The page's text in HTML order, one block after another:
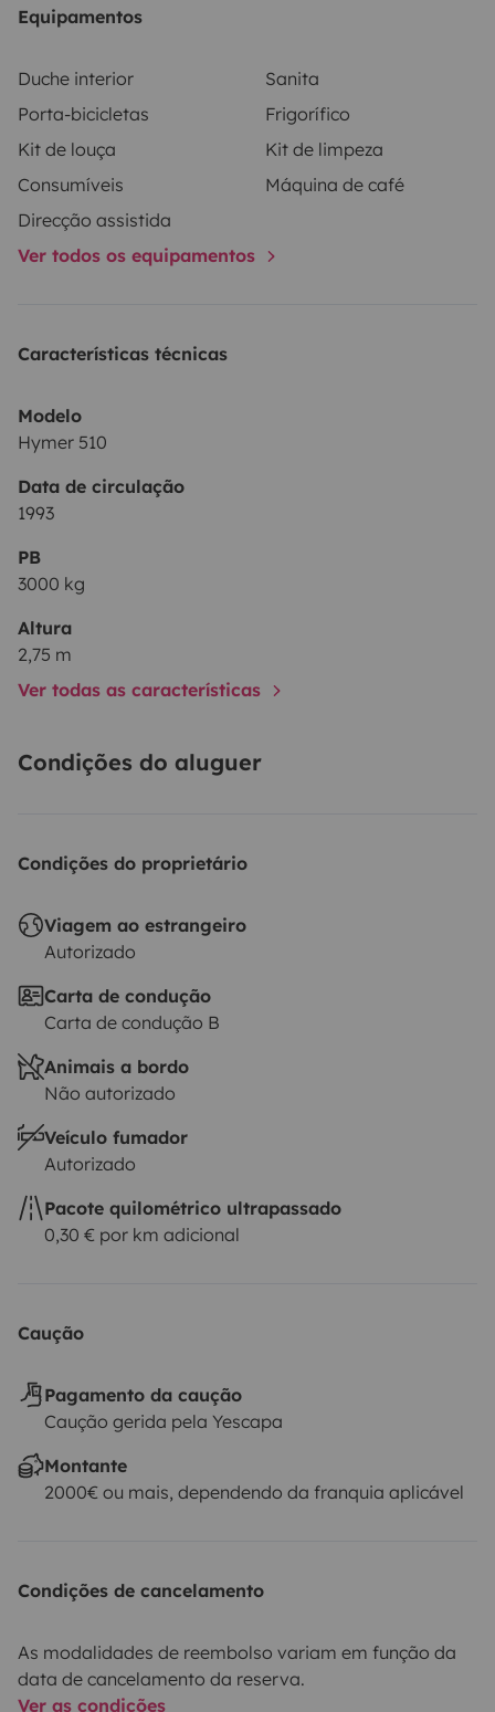
Equipamentos
Duche interior
Sanita
Porta-bicicletas
Frigorífico
Kit de louça
Kit de limpeza
Consumíveis
Máquina de café
Direcção assistida
Ver todos os equipamentos
Características técnicas
Modelo
Hymer 510
Data de circulação
1993
PB
3000 kg
Altura
2,75 m
Ver todas as características
Condições do aluguer
Condições do proprietário
Viagem ao estrangeiro
Autorizado
Carta de condução
Carta de condução B
Animais a bordo
Não autorizado
Veículo fumador
Autorizado
Pacote quilométrico ultrapassado
0,30 € por km adicional
Caução
Pagamento da caução
Caução gerida pela Yescapa
Montante
2000€ ou mais, dependendo da franquia aplicável
Condições de cancelamento
As modalidades de reembolso variam em função da
data de cancelamento da reserva.
Ver as condições